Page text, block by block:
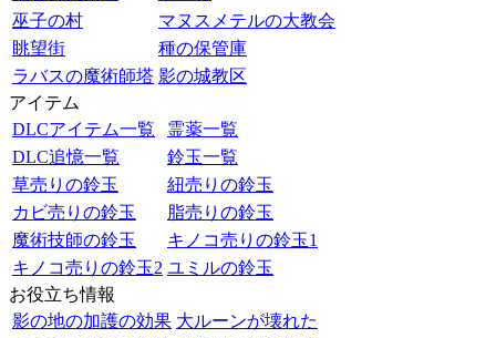
巫子の村
マヌスメテルの大教会
眺望街
種の保管庫
ラバスの魔術師塔 影の城教区
アイテム
DLCアイテム一覧
霊薬一覧
DLC追憶一覧
鈴玉一覧
草売りの鈴玉
紐売りの鈴玉
カビ売りの鈴玉
脂売りの鈴玉
魔術技師の鈴玉
キノコ売りの鈴玉1
キノコ売りの鈴玉2 ユミルの鈴玉
お役立ち情報
影の地の加護の効果 大ルーンが壊れた